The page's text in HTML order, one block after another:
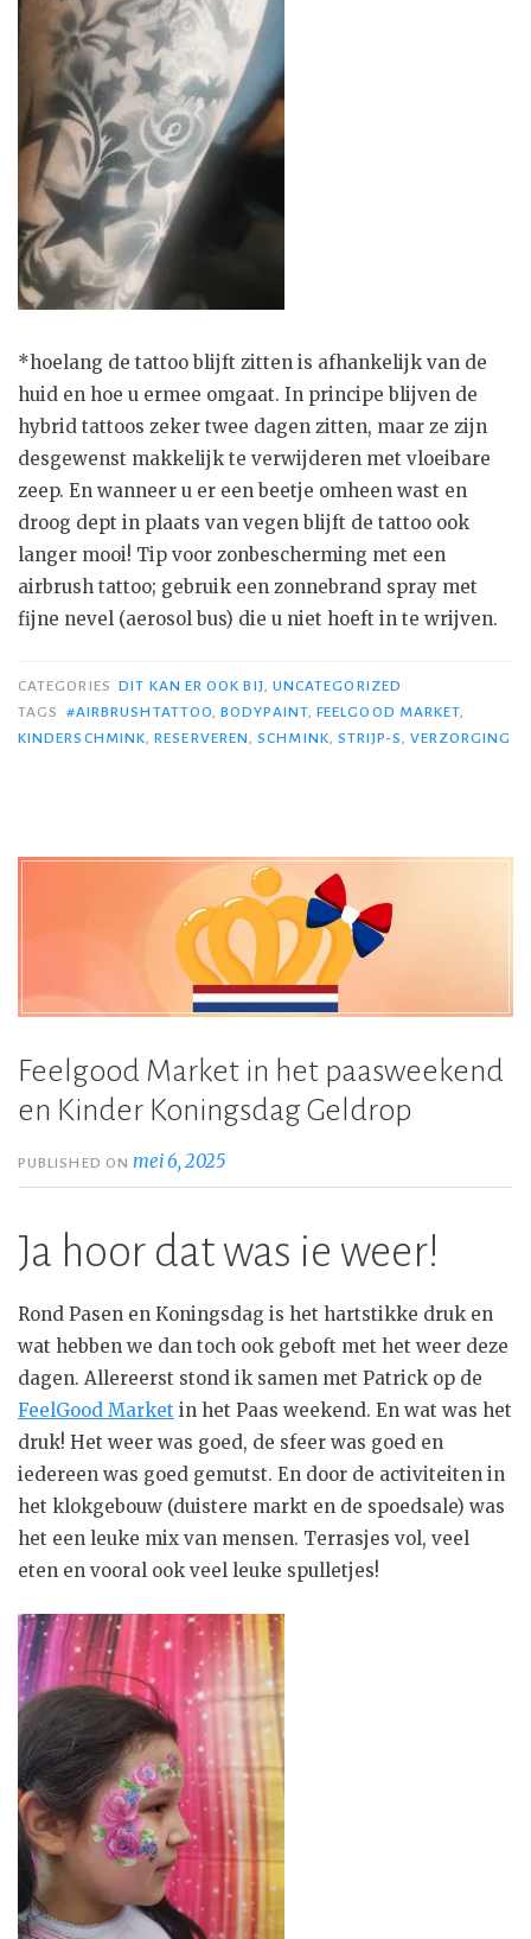
*hoelang de tattoo blijft zitten is afhankelijk van de
huid en hoe u ermee omgaat. In principe blijven de
hybrid tattoos zeker twee dagen zitten, maar ze zijn
desgewenst makkelijk te verwijderen met vloeibare
zeep. En wanneer u er een beetje omheen wast en
droog dept in plaats van vegen blijft de tattoo ook
langer mooi! Tip voor zonbescherming met een
airbrush tattoo; gebruik een zonnebrand spray met
fijne nevel (aerosol bus) die u niet hoeft in te wrijven.
CATEGORIES DIT KAN ER OOK BIJ, UNCATEGORIZED
TAGS
#AIRBRUSHTATTOO,BODYPAINT,FEELGOOD MARKET,
KINDERSCHMINK,RESERVEREN,SCHMINK, STRIJP-S, VERZORGING
Feelgood Market in het paasweekend
en Kinder Koningsdag Geldrop
PUBLISHED ONmei 6, 2025
Ja hoor dat was ie weer!
Rond Pasen en Koningsdag is het hartstikke druk en
wat hebben we dan toch ook geboft met het weer deze
dagen. Allereerst stond ik samen met Patrick op de
FeelGood Market in het Paas weekend. En wat was het
druk! Het weer was goed, de sfeer was goed en
iedereen was goed gemutst. En door de activiteiten in
het klokgebouw (duistere markt en de spoedsale) was
het een leuke mix van mensen. Terrasjes vol, veel
eten en vooral ook veel leuke spulletjes!